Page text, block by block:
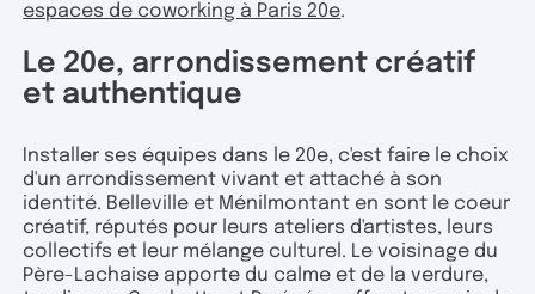
espaces de coworking à Paris 20e.
Le 20e, arrondissement créatif
et authentique
Installer ses équipes dans le 20e, c'est faire le choix
d'un arrondissement vivant et attaché à son
identité. Belleville et Ménilmontant en sont le coeur
créatif, réputés pour leurs ateliers d'artistes, leurs
collectifs et leur mélange culturel. Le voisinage du
Père-Lachaise apporte du calme et de la verdure,